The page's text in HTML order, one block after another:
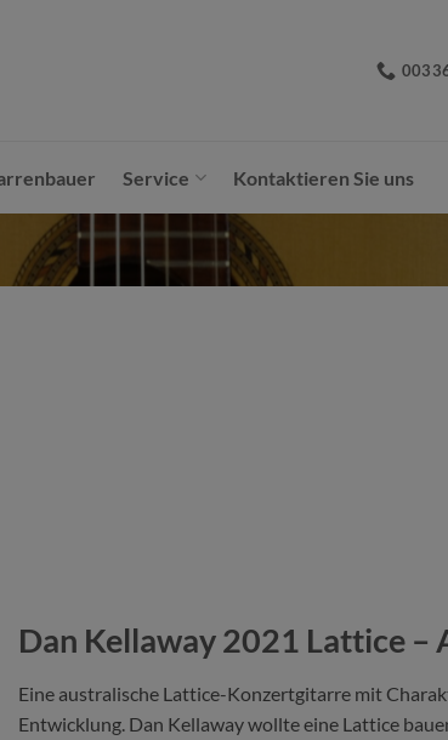
Service Kontaktieren Sie uns
Dan Kellaway 2021 Lattice –
Eine australische Lattice-Konzertgitarre mit
Entwicklung. Dan Kellaway wollte eine Lattice